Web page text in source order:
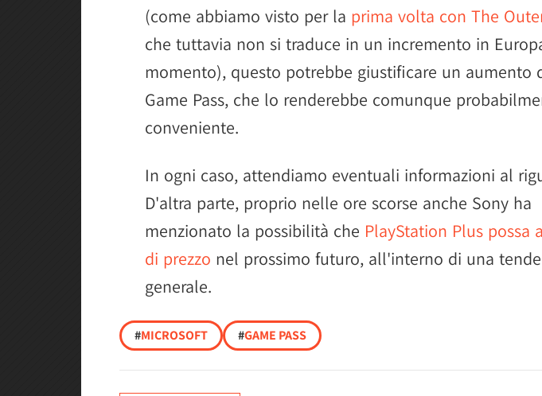
(come abbiamo visto per la prima volta con The
che tuttavia non si traduce in un incremento in
momento), questo potrebbe giustificare un aumento
Game Pass, che lo renderebbe comunque
conveniente.
In ogni caso, attendiamo eventuali informazioni al
D'altra parte, proprio nelle ore scorse anche Sony ha
menzionato la possibilità che PlayStation Plus possa
di prezzo nel prossimo futuro, all'interno di una
generale.
#MICROSOFT #GAME PASS